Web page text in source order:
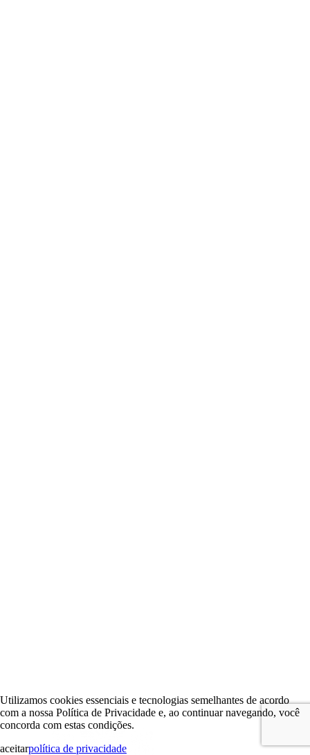
Utilizamos cookies essenciais e tecnologias semelhantes de acordo
com a nossa Política de Privacidade e, ao continuar navegando, você
concorda com estas condições.
aceitarpolítica de privacidade